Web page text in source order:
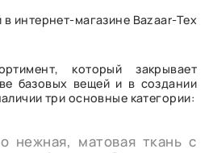
интернет-магазине Bazaar-Tex
который закрывает
базовых вещей и в создании
три основные категории:
нежная, матовая ткань с